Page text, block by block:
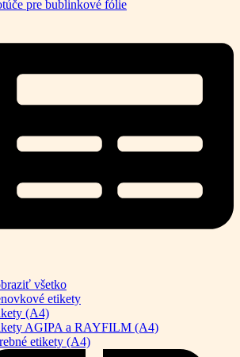
pre bublinkové fólie
všetko
etikety
(A4)
AGIPA a RAYFILM (A4)
etikety (A4)